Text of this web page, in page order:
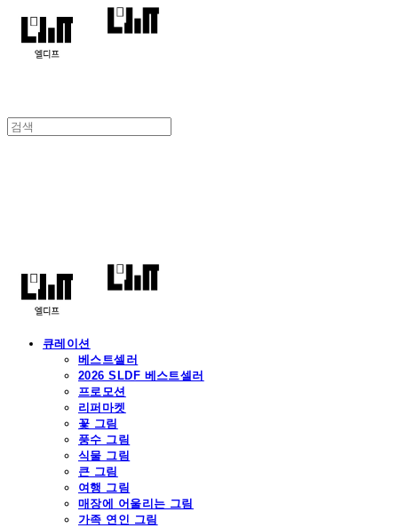
큐레이션
베스트셀러
2026 SLDF 베스트셀러
프로모션
리퍼마켓
꽃 그림
풍수 그림
식물 그림
큰 그림
여행 그림
매장에 어울리는 그림
가족 연인 그림